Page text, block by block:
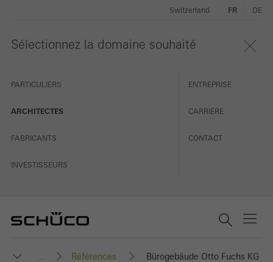
Sélectionnez la domaine souhaité
PARTICULIERS
ARCHITECTES
FABRICANTS
INVESTISSEURS
ENTREPRISE
CARRIÈRE
CONTACT
Switzerland FR DE
... Références Bürogebäude Otto Fuchs KG